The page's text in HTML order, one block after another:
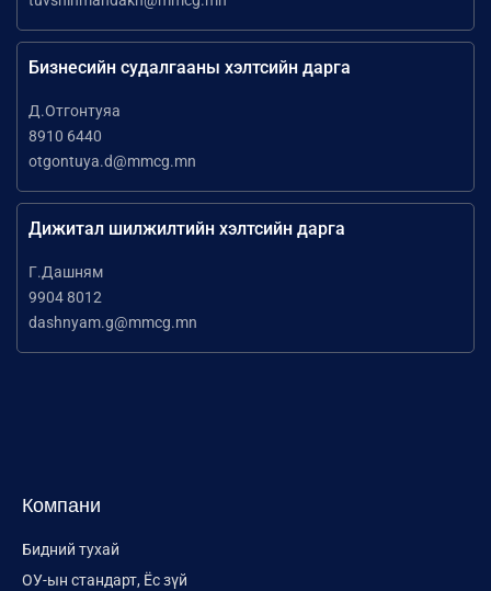
Бизнесийн судалгааны хэлтсийн дарга
Д.Отгонтуяа
8910 6440
otgontuya.d@mmcg.mn
Дижитал шилжилтийн хэлтсийн дарга
Г.Дашням
9904 8012
dashnyam.g@mmcg.mn
Компани
Бидний тухай
ОУ-ын стандарт, Ёс зүй